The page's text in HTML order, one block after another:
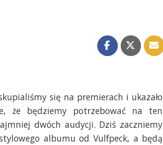
się na premierach i ukazało
że będziemy potrzebować na ten
dwóch audycji. Dziś zaczniemy
albumu od Vulfpeck, a będą